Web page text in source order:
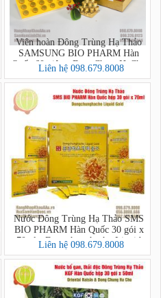
Viên hoàn Đông Trùng Hạ Thảo
SAMSUNG BIO PHARM Hàn
Quốc 60 viên - DongChungHaCho
Liên hệ 098.679.8008
Nước Đông Trùng Hạ Thảo SMS
BIO PHARM Hàn Quốc 30 gói x
70ml - Dongchunghacho Liquid
Liên hệ 098.679.8008